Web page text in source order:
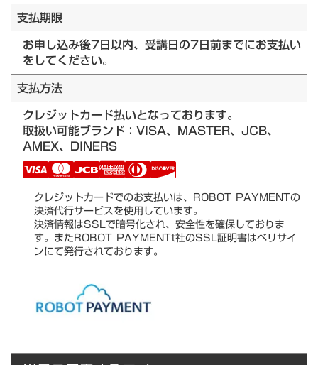
支払期限
お申し込み後7日以内、受講日の7日前までにお支払い
をしてください。
支払方法
クレジットカード払いとなっております。
取扱い可能ブランド：VISA、MASTER、JCB、
AMEX、DINERS
クレジットカードでのお支払いは、ROBOT PAYMENTの
決済代行サービスを使用しています。
決済情報はSSLで暗号化され、安全性を確保しておりま
す。またROBOT PAYMENTt社のSSL証明書はベリサイ
ンにて発行されております。